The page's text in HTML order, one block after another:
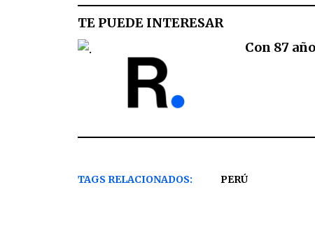
TE PUEDE INTERESAR
Con 87
TAGS RELACIONADOS: PERÚ